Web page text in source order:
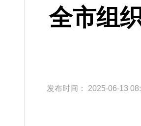
全市组
发布时间： 2025-06-13